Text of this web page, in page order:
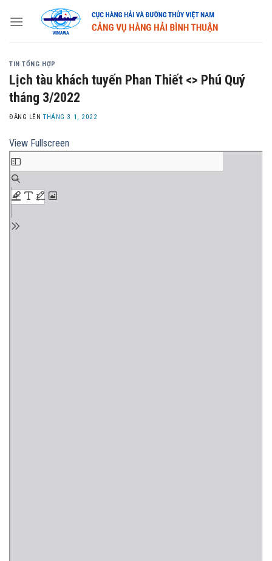
TIN TỔNG HỢP
Lịch tàu khách tuyến Phan Thiết <> Phú Quý
tháng 3/2022
ĐĂNG LÊNTHÁNG 3 1, 2022
View Fullscreen